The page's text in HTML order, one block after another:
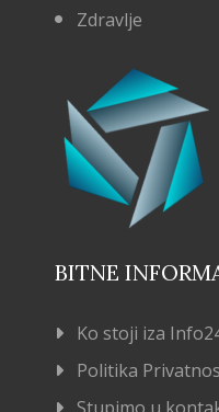
Zdravlje
BITNE
Ko stoji iza
Politika